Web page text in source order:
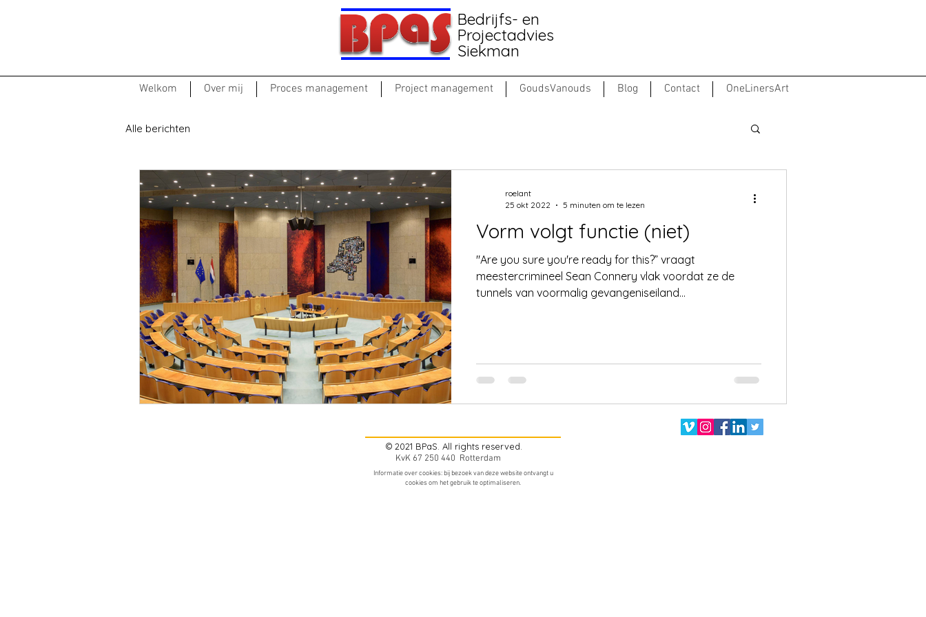
Bedrijfs- en
Projectadvies
Siekman
Welkom Over mij Proces management Project management GoudsVanouds Blog Contact OneLinersArt
Alle berichten
Vorm volgt functie (niet)
"Are you sure you're ready for this?” vraagt
meestercrimineel Sean Connery vlak voordat ze de
tunnels van voormalig gevangeniseiland...
roelant
25 okt 2022
5 minuten om te lezen
© 2021 BPaS. All rights reserved.
KvK 67 250 440 Rotterdam
Informatie over cookies: bij bezoek van deze website ontvangt u
cookies om het gebruik te optimaliseren.